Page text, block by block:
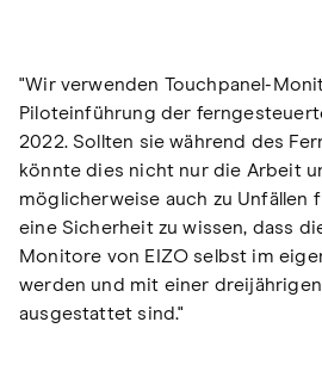
"Wir verwenden Touchpanel-
Piloteinführung der
2022. Sollten sie während des
könnte dies nicht nur die Arbeit
möglicherweise auch zu Unfällen
eine Sicherheit zu wissen, dass
Monitore von EIZO selbst im
werden und mit einer
ausgestattet sind."